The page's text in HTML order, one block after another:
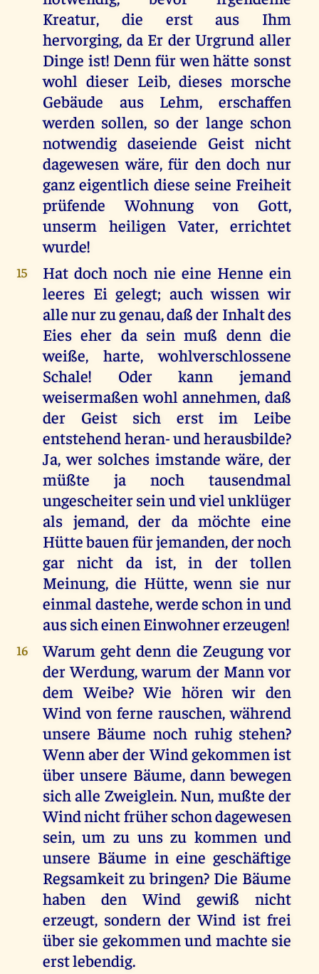
Kreatur, die erst aus Ihm
hervorging, da Er der Urgrund aller
Dinge ist! Denn für wen hätte sonst
wohl dieser Leib, dieses morsche
Gebäude aus Lehm, erschaffen
werden sollen, so der lange schon
notwendig daseiende Geist nicht
dagewesen wäre, für den doch nur
ganz eigentlich diese seine Freiheit
prüfende Wohnung von Gott,
unserm heiligen Vater, errichtet
wurde!
15
Hat doch noch nie eine Henne ein
leeres Ei gelegt; auch wissen wir
alle nur zu genau, daß der Inhalt des
Eies eher da sein muß denn die
weiße, harte, wohlverschlossene
Schale! Oder kann jemand
weisermaßen wohl annehmen, daß
der Geist sich erst im Leibe
entstehend heran- und herausbilde?
Ja, wer solches imstande wäre, der
müßte ja noch tausendmal
ungescheiter sein und viel unklüger
als jemand, der da möchte eine
Hütte bauen für jemanden, der noch
gar nicht da ist, in der tollen
Meinung, die Hütte, wenn sie nur
einmal dastehe, werde schon in und
aus sich einen Einwohner erzeugen!
16
Warum geht denn die Zeugung vor
der Werdung, warum der Mann vor
dem Weibe? Wie hören wir den
Wind von ferne rauschen, während
unsere Bäume noch ruhig stehen?
Wenn aber der Wind gekommen ist
über unsere Bäume, dann bewegen
sich alle Zweiglein. Nun, mußte der
Wind nicht früher schon dagewesen
sein, um zu uns zu kommen und
unsere Bäume in eine geschäftige
Regsamkeit zu bringen? Die Bäume
haben den Wind gewiß nicht
erzeugt, sondern der Wind ist frei
über sie gekommen und machte sie
erst lebendig.